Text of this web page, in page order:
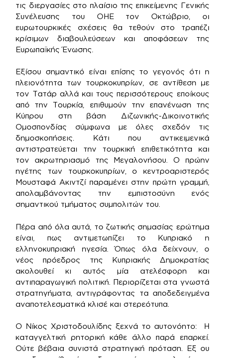
τις διεργασίες στο πλαίσιο της επικείμενης Γενικής
Συνέλευσης του ΟΗΕ τον Οκτώβριο, οι
ευρωτουρκικές σχέσεις θα τεθούν στο τραπέζι
κρίσιμων διαβουλεύσεων και αποφάσεων της
Ευρωπαϊκής Ένωσης.
Εξίσου σημαντικό είναι επίσης το γεγονός ότι η
πλειονότητα των τουρκοκυπρίων, σε αντίθεση με
τον Τατάρ αλλά και τους περισσότερους εποίκους
από την Τουρκία, επιθυμούν την επανένωση της
Κύπρου στη βάση Διζωνικής-Δικοινοτικής
Ομοσπονδίας σύμφωνα με όλες σχεδόν τις
δημοσκοπήσεις. Κάτι που αντικειμενικά
αντιστρατεύεται την τουρκική επιθετικότητα και
τον ακρωτηριασμό της Μεγαλονήσου. Ο πρώην
ηγέτης των τουρκοκυπρίων, ο κεντροαριστερός
Μουσταφά Ακιντζί παραμένει στην πρώτη γραμμή,
απολαμβάνοντας την εμπιστοσύνη ενός
σημαντικού τμήματος συμπολιτών του.
Πέρα από όλα αυτά, το ζωτικής σημασίας ερώτημα
είναι, πως αντιμετωπίζει το Κυπριακό η
ελληνοκυπριακή ηγεσία. Όπως όλα δείχνουν, ο
νέος πρόεδρος της Κυπριακής Δημοκρατίας
ακολουθεί κι αυτός μία ατελέσφορη και
αντιπαραγωγική πολιτική. Περιορίζεται στα γνωστά
στρατηγήματα, αντιγράφοντας τα αποδεδειγμένα
αναποτελεσματικά κλισέ και στερεότυπα.
Ο Νίκος Χριστοδουλίδης ξεχνά το αυτονόητο: Η
καταγγελτική ρητορική κάθε άλλο παρά επαρκεί.
Ούτε βέβαια συνιστά στρατηγική πρόταση. Εξ ου